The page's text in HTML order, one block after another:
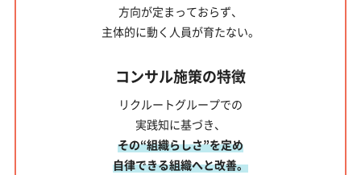
方向が定まっておらず、
主体的に動く人員が育たない。
コンサル施策の特徴
リクルートグループでの
実践知に基づき、
その“組織らしさ”を定め
自律できる組織へと改善。